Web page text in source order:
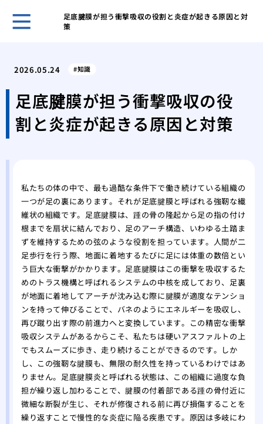
足底腱膜が担う衝撃吸収の役割と炎症が起きる原因と対
策
肺
「
た
で
高
し
2026.05.24 知識
足底腱膜が担う衝撃吸収の役
割と炎症が起きる原因と対策
私たちの体の中で、最も過酷な条件下で働き続けている組織の
一つが足の裏にあります。それが足底腱膜と呼ばれる強靭な繊
維状の組織です。足底腱膜は、踵の骨の隆起から足の指の付け
根までを扇状に結んでおり、足のアーチ構造、いわゆる土踏ま
ずを維持するための弦のような役割を担っています。人間が二
足歩行を行う際、地面に着地するたびに足には体重の数倍とい
う巨大な衝撃がかかります。足底腱膜はこの衝撃を吸収するた
めのトラス機構と呼ばれるシステムの中核を成しており、足裏
が地面に着地してアーチが沈み込む際に腱膜が適度なテンショ
ンを持って伸びることで、バネのようにエネルギーを吸収し、
再び蹴り出す際の前進力へと変換しています。この精密な衝撃
吸収システムがあるからこそ、私たちは硬いアスファルトの上
でもスムーズに歩き、走り続けることができるのです。しか
し、この強靭な腱膜も、無限の耐久性を持っているわけではあ
りません。足底腱膜炎と呼ばれる状態は、この組織に過度な負
担が繰り返し加わることで、腱膜の付着部である踵の骨付近に
微細な断裂が生じ、それが修復される前に再び損傷することを
繰り返すことで慢性的な炎症に陥る疾患です。原因は多岐にわ